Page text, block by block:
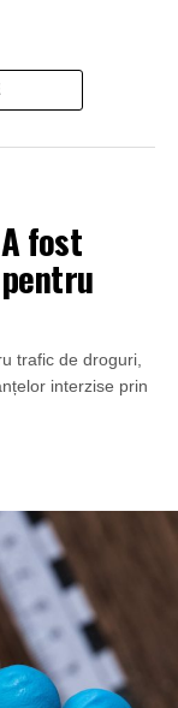
supraveghere
la intersecția cu
arată cum o
video, iar
teracotă de pe
organele
mai scurt timp.
fost
trafic de droguri,
interzise prin